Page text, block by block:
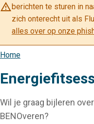
warning_amberberichten te sturen in
zich onterecht uit als
alles over op onze
Kruimelpad
Home
Wil je graag bijleren
BENOveren?